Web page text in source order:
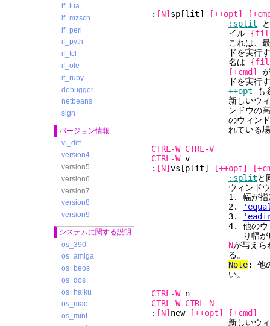
if_lua
if_mzsch
if_perl
if_pyth
if_tcl
if_ole
if_ruby
debugger
netbeans
sign
バージョン情報
vi_diff
version4
version5
version6
version7
version8
version9
システムに関する説明
os_390
os_amiga
os_beos
os_dos
os_haiku
os_mac
os_mint
: [N] sp[lit] [++opt]
:split
イル
これは、最初に
ドを実行するのとほぼ
名は
[+cmd]
ドを実行す
++opt も
新しいウィンド
ンドウの高さの半分を
のウィンドウの高
れている場合は、他
CTRL-W CTRL-V
CTRL-W
: [N] vs[plit] [++opt]
:splitと
ウィンドウは水平
1. 幅が指定され
2.
3.
4. 他のウィンドウの
り幅が広いも
Nが与えら
る。
Note: 他
い。
CTRL-W
CTRL-W CTRL-N
: [N] new [++opt]
[+cmd]
新しいウィンドウを作